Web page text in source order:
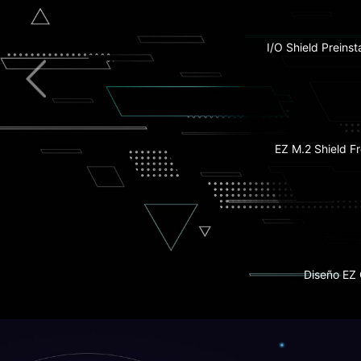
I/O Shield
EZ M.2 Shield
Diseño EZ
PCB de Grado Servidor de 8
con Cobre Engrosado
Lightning USB
1x Slot PCIe